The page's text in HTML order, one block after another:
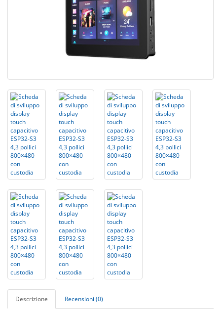
Descrizione Recensioni (0)